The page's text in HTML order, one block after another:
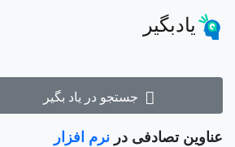
یادبگیر
جستجو در یاد بگیر
عناوین تصادفی در نرم افزار